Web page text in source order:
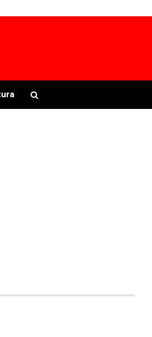
CLANDESTINO EN COPALA